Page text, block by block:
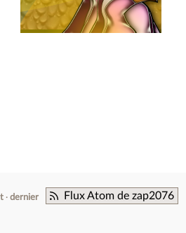
Flux Atom de zap2076
dernier